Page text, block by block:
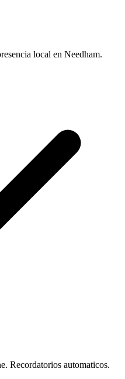
local en Needham.
Recordatorios automaticos.